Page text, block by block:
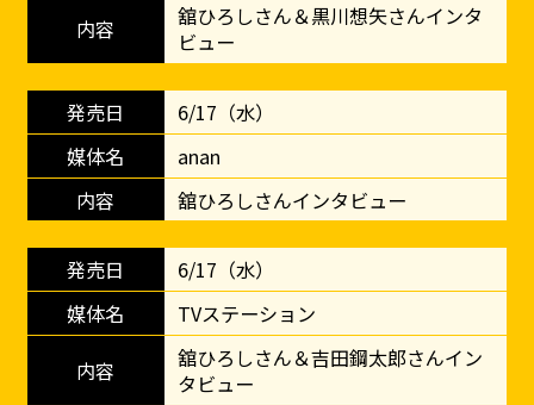
舘ひろしさん＆黒川想矢さんインタ
ビュー
6/17（水）
anan
舘ひろしさんインタビュー
6/17（水）
TVステーション
舘ひろしさん＆吉田鋼太郎さんイン
タビュー